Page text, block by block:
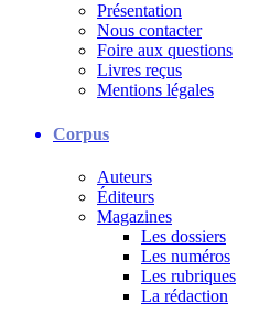
Présentation
Nous contacter
Foire aux questions
Livres reçus
Mentions légales
Corpus
Auteurs
Éditeurs
Magazines
Les dossiers
Les numéros
Les rubriques
La rédaction